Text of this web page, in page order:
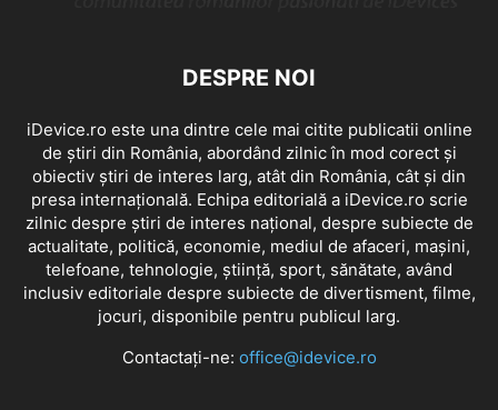
DESPRE NOI
iDevice.ro este una dintre cele mai citite publicatii online
de știri din România, abordând zilnic în mod corect și
obiectiv știri de interes larg, atât din România, cât și din
presa internațională. Echipa editorială a iDevice.ro scrie
zilnic despre știri de interes național, despre subiecte de
actualitate, politică, economie, mediul de afaceri, mașini,
telefoane, tehnologie, știință, sport, sănătate, având
inclusiv editoriale despre subiecte de divertisment, filme,
jocuri, disponibile pentru publicul larg.
Contactați-ne: office@idevice.ro